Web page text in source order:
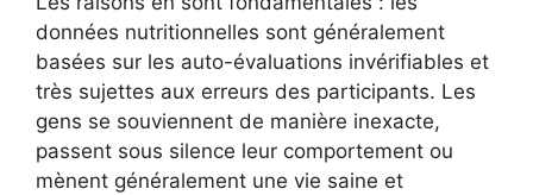
données nutritionnelles sont généralement
basées sur les auto-évaluations invérifiables et
très sujettes aux erreurs des participants. Les
gens se souviennent de manière inexacte,
passent sous silence leur comportement ou
mènent généralement une vie saine et